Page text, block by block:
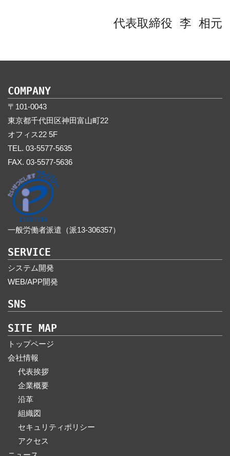
代表取締役 李 相元
COMPANY
〒101-0043
東京都千代田区神田富山町22
オフィス22 5F
TEL. 03-5577-5635
FAX. 03-5577-5636
一般労働者派遣（派13-306357）
SERVICE
システム開発
WEB/APP開発
SNS
SITE MAP
トップページ
会社情報
代表挨拶
企業概要
沿革
組織図
セキュリティポリシー
アクセス